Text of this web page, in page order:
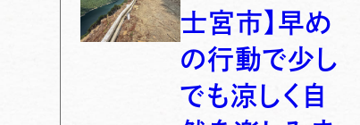
士宮市】早め
の行動で少し
でも涼しく自